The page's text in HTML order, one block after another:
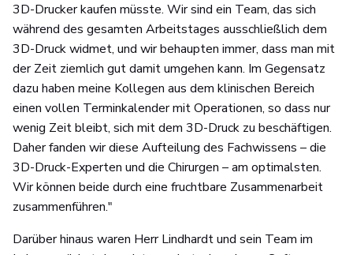
3D-Drucker kaufen müsste. Wir sind ein Team, das sich
während des gesamten Arbeitstages ausschließlich dem
3D-Druck widmet, und wir behaupten immer, dass man mit
der Zeit ziemlich gut damit umgehen kann. Im Gegensatz
dazu haben meine Kollegen aus dem klinischen Bereich
einen vollen Terminkalender mit Operationen, so dass nur
wenig Zeit bleibt, sich mit dem 3D-Druck zu beschäftigen.
Daher fanden wir diese Aufteilung des Fachwissens – die
3D-Druck-Experten und die Chirurgen – am optimalsten.
Wir können beide durch eine fruchtbare Zusammenarbeit
zusammenführen."
Darüber hinaus waren Herr Lindhardt und sein Team im